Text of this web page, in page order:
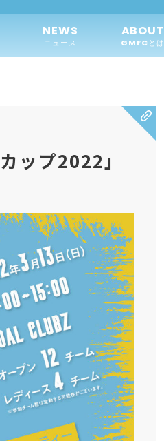
NEWS
ニュース
ABOUT
GMFCとは
ップ2022」